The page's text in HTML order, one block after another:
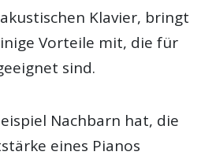
Klavier, bringt
Vorteile mit, die für
sind.
Nachbarn hat, die
eines Pianos